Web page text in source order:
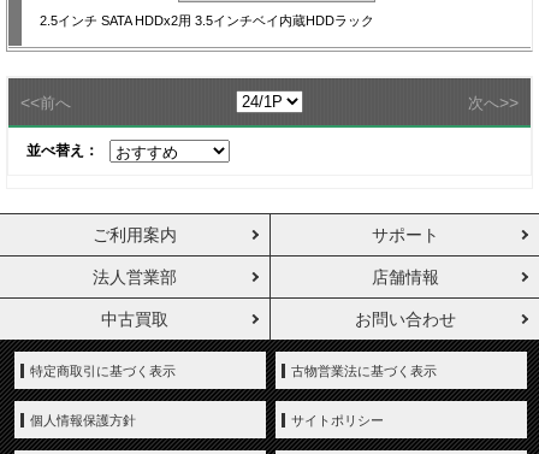
2.5インチ SATA HDDx2用 3.5インチベイ内蔵HDDラック
<<前へ 次へ>>
並べ替え：
ご利用案内 サポート
法人営業部 店舗情報
中古買取 お問い合わせ
特定商取引に基づく表示 古物営業法に基づく表示
個人情報保護方針 サイトポリシー